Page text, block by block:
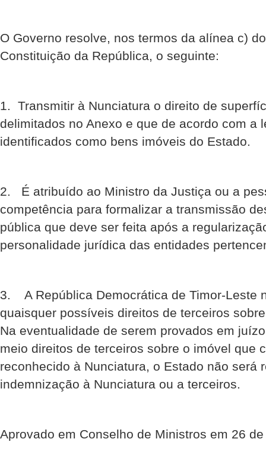
O Governo resolve, nos termos da alínea c)
Constituição da República, o seguinte:
1. Transmitir à Nunciatura o direito de
delimitados no Anexo e que de acordo com a
identificados como bens imóveis do Estado.
2. É atribuído ao Ministro da Justiça ou a
competência para formalizar a transmissão
pública que deve ser feita após a
personalidade jurídica das entidades
3. A República Democrática de Timor-Leste
quaisquer possíveis direitos de terceiros
Na eventualidade de serem provados em
meio direitos de terceiros sobre o imóvel que
reconhecido à Nunciatura, o Estado não será
indemnização à Nunciatura ou a terceiros.
Aprovado em Conselho de Ministros em 26